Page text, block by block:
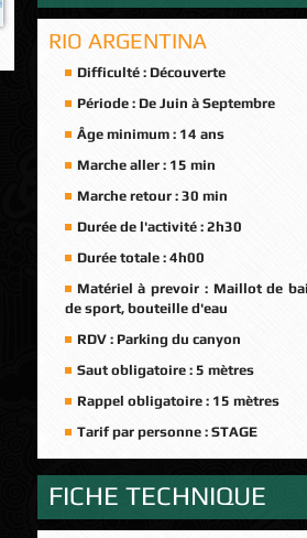
RIO ARGENTINA
Difficulté : Découverte
Période : De Juin à Septembre
Âge minimum : 14 ans
Marche aller : 15 min
Marche retour : 30 min
Durée de l'activité : 2h30
Durée totale : 4h00
Matériel à prevoir : Maillot de
de sport, bouteille d'eau
RDV : Parking du canyon
Saut obligatoire : 5 mètres
Rappel obligatoire : 15 mètres
Tarif par personne : STAGE
FICHE TECHNIQUE